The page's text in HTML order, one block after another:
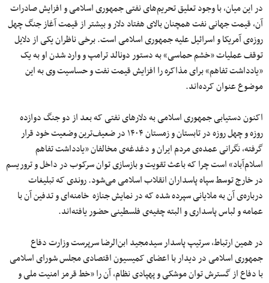
در این میان، با وجود تعلیق تحریم‌های نفتی جمهوری اسلامی و افزایش صادرات
آن، قیمت جهانی نفت همچنان بالای هفتاد دلار و بیشتر از قیمت آغاز جنگ چهل
روزه‌ی آمریکا و اسرائیل علیه جمهوری اسلامی است. برخی ناظران یکی از دلایل
توقف عملیات «خشم حماسی» به دستور دونالد ترامپ و وارد شدن او به یک
«یادداشت‌ تفاهم» برای مذاکره را افزایش قیمت نفت و حساسیت وی به این
موضوع عنوان کرده‌اند.
اکنون دستیابی جمهوری اسلامی به دلارهای نفتی که بعد از دو جنگ دوازده
روزه و چهل روزه در تابستان و زمستان ۱۴۰۴ در ضعیف‌ترین وضعیت خود قرار
گرفته، نگرانی عمده‌ی مردم ایران و دغدغه‌ی مخالفان «یادداشت تفاهم
اسلام‌آباد» است چرا که باعث تقویت و بازسازی توان سرکوب در داخل و تروریسم
در خارج توسط سپاه پاسداران انقلاب اسلامی می‌شود. روندی که تبلیغات
درباره‌ی آن به ملایانی سپرده شده که در نمایش جنازه خامنه‌ای و تدفین آن با
عمامه و لباس پاسداری و البته چفیه‌ی فلسطینی حضور یافته‌اند.
در همین ارتباط، سرتیپ پاسدار سیدمجید ابن‌الرضا سرپرست وزارت دفاع
جمهوری اسلامی در دیدار با اعضای کمیسیون اقتصادی مجلس شورای اسلامی
با دفاع از گسترش توان موشکی و پهپادی نظام، آن را «خط قرمز امنیت ملی و